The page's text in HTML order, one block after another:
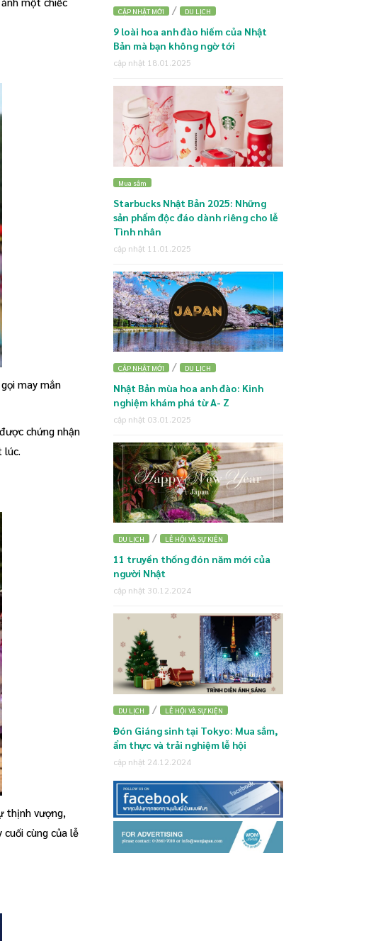
may mắn
chứng nhận
lúc.
thịnh vượng,
cùng của lễ
CẬP NHẬT MỚI / DU LỊCH
9 loài hoa anh đào hiếm của Nhật
Bản mà bạn không ngờ tới
cập nhật 18.01.2025
Mua sắm
Starbucks Nhật Bản 2025: Những
sản phẩm độc đáo dành riêng cho lễ
Tình nhân
cập nhật 11.01.2025
CẬP NHẬT MỚI / DU LỊCH
Nhật Bản mùa hoa anh đào: Kinh
nghiệm khám phá từ A- Z
cập nhật 03.01.2025
DU LỊCH / LỄ HỘI VÀ SỰ KIỆN
11 truyền thống đón năm mới của
người Nhật
cập nhật 30.12.2024
DU LỊCH / LỄ HỘI VÀ SỰ KIỆN
Đón Giáng sinh tại Tokyo: Mua sắm,
ẩm thực và trải nghiệm lễ hội
cập nhật 24.12.2024